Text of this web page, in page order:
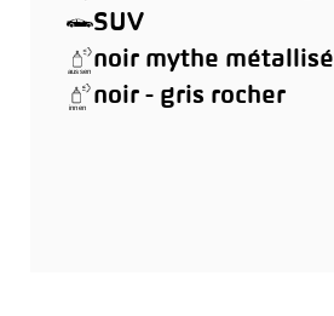
SUV
noir mythe métallisé
noir - gris rocher